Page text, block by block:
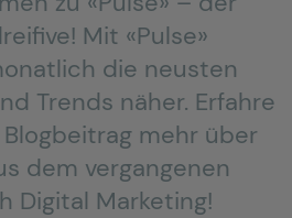
Mit «Pulse»
die neusten
Trends näher. Erfahre
mehr über
dem vergangenen
Digital Marketing!